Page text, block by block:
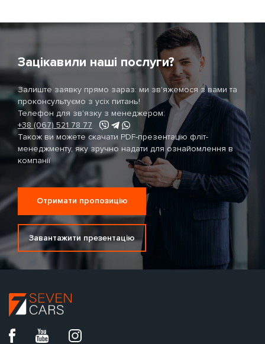
Зацікавили наші послуги?
Залиште заявку прямо зараз: ми зв'яжемося з вами та
проконсультуємо з усіх питань!
Телефон для зв'язку з менеджером:
+38 (067) 521 78 77
Також ви можете скачати PDF-презентацію фліт-
менеджменту, яку зручно надати для ознайомлення в
компанії
Отримати пропозицію
Завантажити презентацію